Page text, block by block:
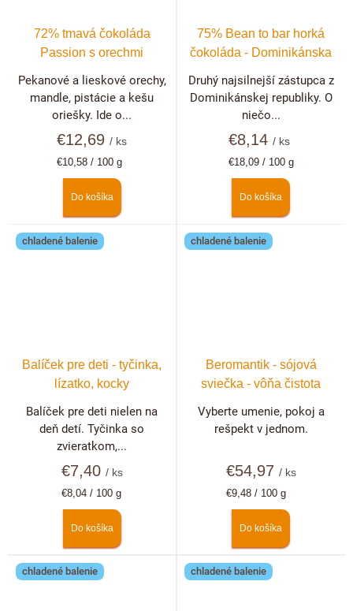
72% tmavá čokoláda
Passion s orechmi
€12,69/ ks
Jednotková
€10,58 / 100 g
Do košíka
Pekanové a lieskové orechy,
mandle, pistácie a kešu
oriešky. Ide o...
75% Bean to bar horká
čokoláda - Dominikánska
republika
€8,14 / ks
Jednotková
€18,09 / 100 g
Do košíka
Druhý najsilnejší zástupca z
Dominikánskej republiky. O
niečo...
chladené balenie
Balíček pre deti - tyčinka,
lízatko, kocky
€7,40 / ks
Jednotková
€8,04 / 100 g
Do košíka
Balíček pre deti nielen na
deň detí. Tyčinka so
zvieratkom,...
chladené balenie
Beromantik - sójová
sviečka - vôňa čistota
€54,97 / ks
Jednotková
€9,48 / 100 g
Do košíka
Vyberte umenie, pokoj a
rešpekt v jednom.
chladené balenie chladené balenie